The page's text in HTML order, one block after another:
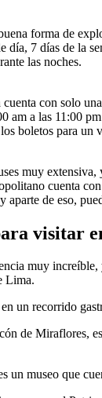
forma de
7 días de la
las noches.
con solo
am a las 11:00
boletos para un
muy
cuenta
aparte de eso,
visitar
muy increíble,
Lima.
en un recorrido
de Miraflores,
un museo que